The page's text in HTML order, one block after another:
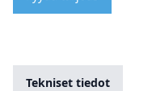
Tekniset tiedot